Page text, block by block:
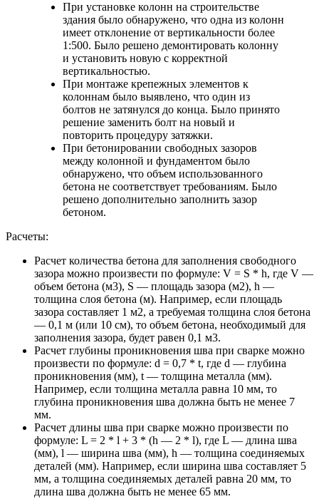
При установке колонн на строительстве
здания было обнаружено, что одна из колонн
имеет отклонение от вертикальности более
1:500. Было решено демонтировать колонну
и установить новую с корректной
вертикальностью.
При монтаже крепежных элементов к
колоннам было выявлено, что один из
болтов не затянулся до конца. Было принято
решение заменить болт на новый и
повторить процедуру затяжки.
При бетонировании свободных зазоров
между колонной и фундаментом было
обнаружено, что объем использованного
бетона не соответствует требованиям. Было
решено дополнительно заполнить зазор
бетоном.
Расчеты:
Расчет количества бетона для заполнения свободного
зазора можно произвести по формуле: V = S * h, где V —
объем бетона (м3), S — площадь зазора (м2), h —
толщина слоя бетона (м). Например, если площадь
зазора составляет 1 м2, а требуемая толщина слоя бетона
— 0,1 м (или 10 см), то объем бетона, необходимый для
заполнения зазора, будет равен 0,1 м3.
Расчет глубины проникновения шва при сварке можно
произвести по формуле: d = 0,7 * t, где d — глубина
проникновения (мм), t — толщина металла (мм).
Например, если толщина металла равна 10 мм, то
глубина проникновения шва должна быть не менее 7
мм.
Расчет длины шва при сварке можно произвести по
формуле: L = 2 * l + 3 * (h — 2 * l), где L — длина шва
(мм), l — ширина шва (мм), h — толщина соединяемых
деталей (мм). Например, если ширина шва составляет 5
мм, а толщина соединяемых деталей равна 20 мм, то
длина шва должна быть не менее 65 мм.